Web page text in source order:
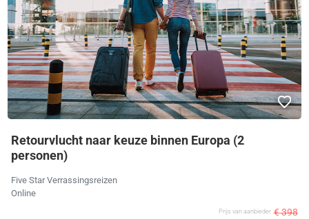
Retourvlucht naar keuze binnen Europa (2
personen)
Five Star Verrassingsreizen
Online
Prijs van aanbieder € 398